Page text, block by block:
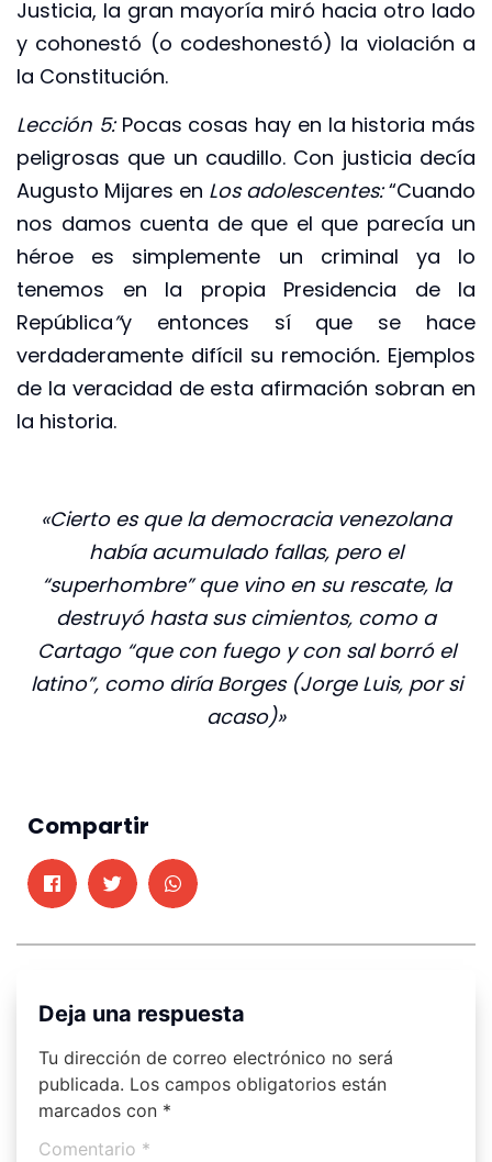
Justicia, la gran mayoría miró hacia otro lado
y cohonestó (o codeshonestó) la violación a
la Constitución.
Lección 5:Pocas cosas hay en la historia más
peligrosas que un caudillo. Con justicia decía
Augusto Mijares en Los adolescentes:“Cuando
nos damos cuenta de que el que parecía un
héroe es simplemente un criminal ya lo
tenemos en la propia Presidencia de la
República”y entonces sí que se hace
verdaderamente difícil su remoción. Ejemplos
de la veracidad de esta afirmación sobran en
la historia.
«Cierto es que la democracia venezolana
había acumulado fallas, pero el
“superhombre” que vino en su rescate, la
destruyó hasta sus cimientos, como a
Cartago “que con fuego y con sal borró el
latino”, como diría Borges (Jorge Luis, por si
acaso)»
Compartir
Deja una respuesta
Tu dirección de correo electrónico no será
publicada. Los campos obligatorios están
marcados con *
Comentario *